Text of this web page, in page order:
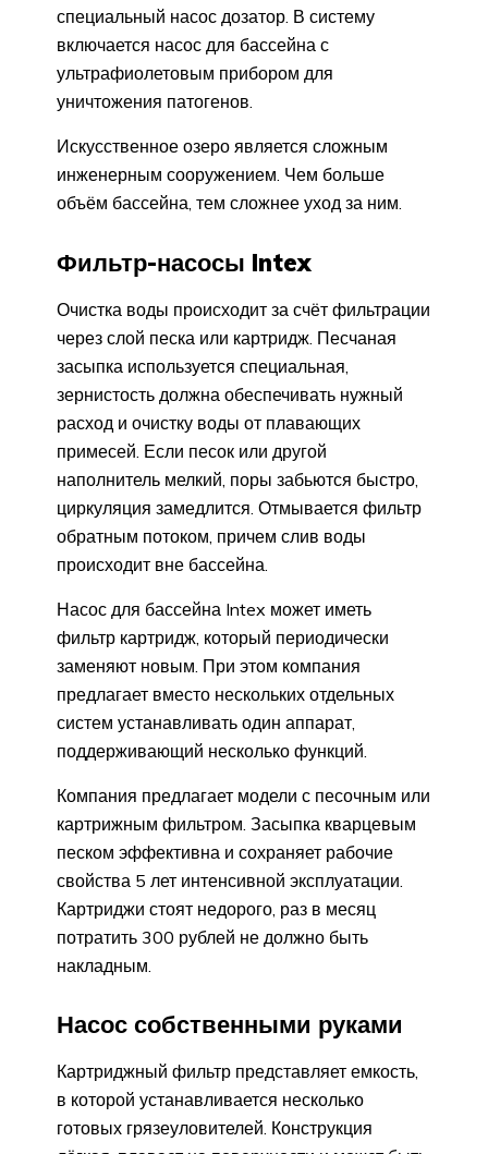
специальный насос дозатор. В систему
включается насос для бассейна с
ультрафиолетовым прибором для
уничтожения патогенов.
Искусственное озеро является сложным
инженерным сооружением. Чем больше
объём бассейна, тем сложнее уход за ним.
Фильтр-насосы Intex
Очистка воды происходит за счёт фильтрации
через слой песка или картридж. Песчаная
засыпка используется специальная,
зернистость должна обеспечивать нужный
расход и очистку воды от плавающих
примесей. Если песок или другой
наполнитель мелкий, поры забьются быстро,
циркуляция замедлится. Отмывается фильтр
обратным потоком, причем слив воды
происходит вне бассейна.
Насос для бассейна Intex может иметь
фильтр картридж, который периодически
заменяют новым. При этом компания
предлагает вместо нескольких отдельных
систем устанавливать один аппарат,
поддерживающий несколько функций.
Компания предлагает модели с песочным или
картрижным фильтром. Засыпка кварцевым
песком эффективна и сохраняет рабочие
свойства 5 лет интенсивной эксплуатации.
Картриджи стоят недорого, раз в месяц
потратить 300 рублей не должно быть
накладным.
Насос собственными руками
Картриджный фильтр представляет емкость,
в которой устанавливается несколько
готовых грязеуловителей. Конструкция